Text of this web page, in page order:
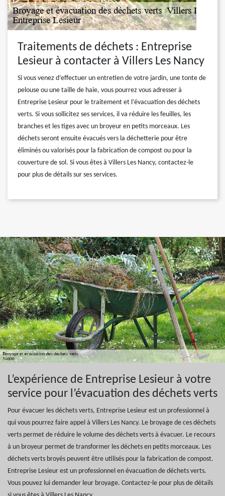
Traitements de déchets : Entreprise
Lesieur à contacter à Villers Les Nancy
Si vous venez d’effectuer un entretien de votre jardin, une tonte de
pelouse ou une taille de haie, vous pourrez vous adresser à
Entreprise Lesieur pour le traitement et l’évacuation des déchets
verts. Si vous sollicitez ses services, il va réduire les feuilles, les
branches et les tiges avec un broyeur en petits morceaux. Les
déchets seront ensuite évacués vers la déchetterie pour être
éliminés ou valorisés pour la fabrication de compost ou pour la
couverture de sol. Si vous êtes à Villers Les Nancy, contactez-le
pour plus de détails sur ses services.
L’expérience de Entreprise Lesieur à votre
service pour l’évacuation des déchets verts
Pour évacuer les déchets verts, Entreprise Lesieur est un professionnel à
qui vous pourrez faire appel à Villers Les Nancy. Le broyage de ces déchets
verts permet de réduire le volume des déchets verts à évacuer. Le recours
à un broyeur permet de transformer les déchets en petits morceaux. Les
déchets verts broyés peuvent être utilisés pour la fabrication de compost.
Entreprise Lesieur est un professionnel en évacuation de déchets verts.
Vous pouvez lui demander leur broyage. Contactez-le pour plus de détails